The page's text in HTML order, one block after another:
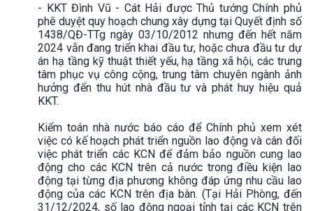
- KKT Đình Vũ - Cát Hải được Thủ tướng Chính phủ
phê duyệt quy hoạch chung xây dựng tại Quyết định số
1438/QĐ-TTg ngày 03/10/2012 nhưng đến hết năm
2024 vẫn đang triển khai đầu tư, hoặc chưa đầu tư dự
án hạ tầng kỹ thuật thiết yếu, hạ tầng xã hội, các trung
tâm phục vụ công cộng, trung tâm chuyên ngành ảnh
hưởng đến thu hút nhà đầu tư và phát huy hiệu quả
KKT.
Kiểm toán nhà nước báo cáo để Chính phủ xem xét
việc có kế hoạch phát triển nguồn lao động và cân đối
việc phát triển các KCN để đảm bảo nguồn cung lao
động cho các KCN trên cả nước trong điều kiện lao
động tại từng địa phương không đáp ứng nhu cầu lao
động của các KCN trên địa bàn. (Tại Hải Phòng, đến
31/12/2024, số lao động ngoại tỉnh tại các KCN trên